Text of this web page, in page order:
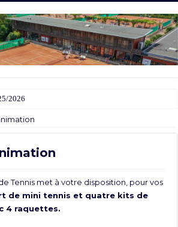
2026
Tennis met à votre disposition, pour vos
de mini tennis et quatre kits de
4 raquettes.